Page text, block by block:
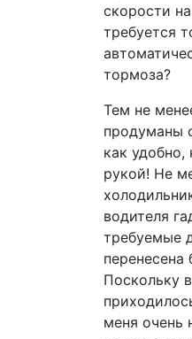
скорости
требуется
тормоза?
Тем не
продуманы
как удобно,
рукой! Не
водителя
требуемые
Поскольку
меня очень